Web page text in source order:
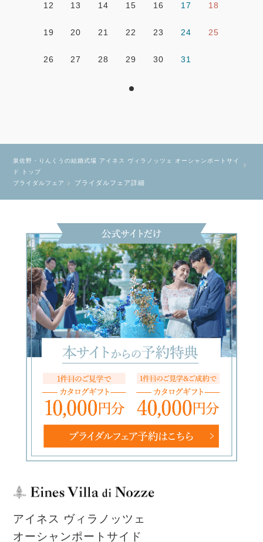
12 13 14 15 16 17 18
19 20 21 22 23 24 25
26 27 28 29 30 31
泉佐野・りんくうの結婚式場 アイネス ヴィラノッツェ オーシャンポートサイ
ド トップ
ブライダルフェア
ブライダルフェア詳細
アイネス ヴィラノッツェ
オーシャンポートサイド